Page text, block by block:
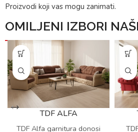
Proizvodi koji vas mogu zanimati.
OMILJENI IZBORI
TDF ALFA
TDF Alfa garnitura donosi